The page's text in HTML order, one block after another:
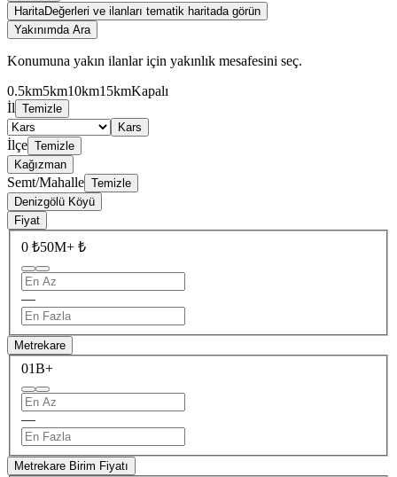
HaritaDeğerleri ve ilanları tematik haritada görün
Yakınımda Ara
Konumuna yakın ilanlar için yakınlık mesafesini seç.
0.5km5km10km15kmKapalı
İl Temizle
Kars
İlçe Temizle
Kağızman
Semt/Mahalle Temizle
Denizgölü Köyü
Fiyat
0 ₺50M+ ₺
—
Metrekare
01B+
—
Metrekare Birim Fiyatı